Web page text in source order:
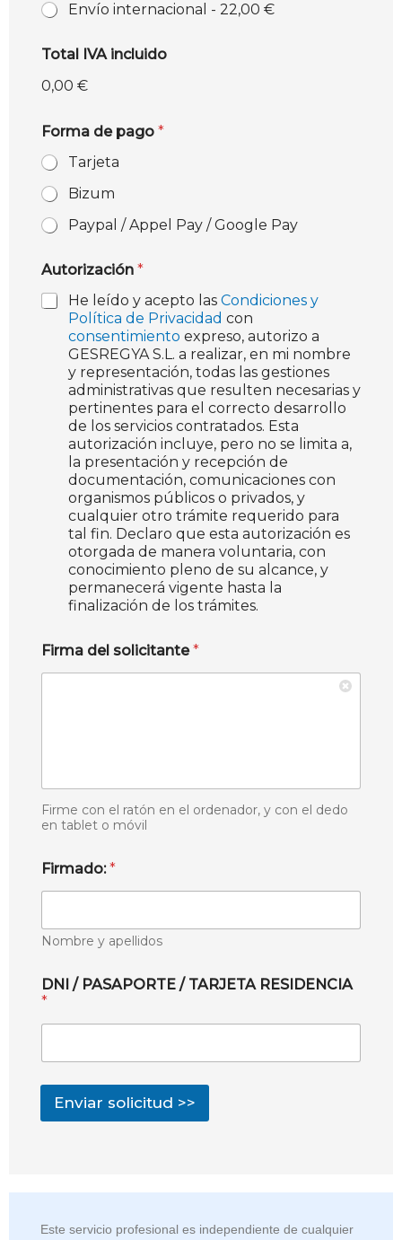
Envío internacional - 22,00 €
Total IVA incluido
0,00 €
Forma de pago *
Tarjeta
Bizum
Paypal / Appel Pay / Google Pay
Autorización *
He leído y acepto las Condiciones y
Política de Privacidad con
consentimiento expreso, autorizo a
GESREGYA S.L. a realizar, en mi nombre
y representación, todas las gestiones
administrativas que resulten necesarias y
pertinentes para el correcto desarrollo
de los servicios contratados. Esta
autorización incluye, pero no se limita a,
la presentación y recepción de
documentación, comunicaciones con
organismos públicos o privados, y
cualquier otro trámite requerido para
tal fin. Declaro que esta autorización es
otorgada de manera voluntaria, con
conocimiento pleno de su alcance, y
permanecerá vigente hasta la
finalización de los trámites.
Firma del solicitante*
Firme con el ratón en el ordenador, y con el dedo
en tablet o móvil
Firmado:*
Nombre y apellidos
DNI / PASAPORTE / TARJETA RESIDENCIA
*
Enviar solicitud >>
Este servicio profesional es independiente de cualquier